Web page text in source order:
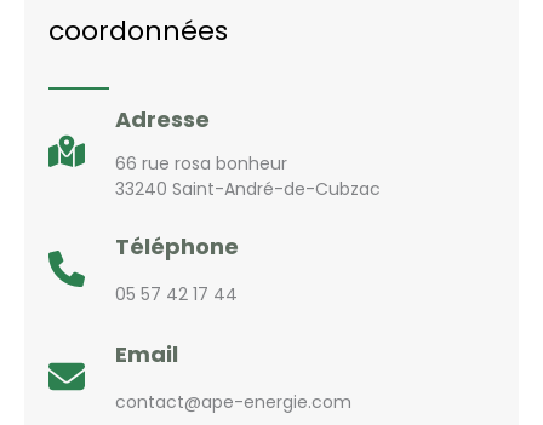
coordonnées
Adresse
66 rue rosa bonheur
33240 Saint-André-de-Cubzac
Téléphone
05 57 42 17 44
Email
contact@ape-energie.com